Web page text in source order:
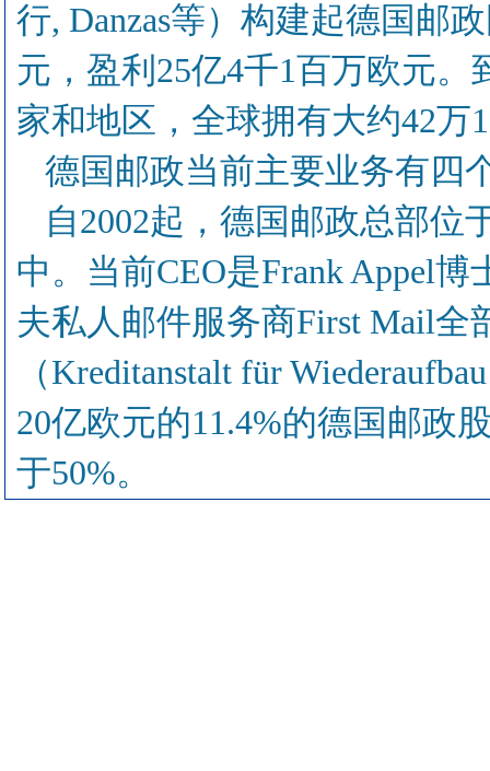
行, Danzas等）构建起德国邮
元，盈利25亿4千1百万欧元。
家和地区，全球拥有大约42万
德国邮政当前主要业务有四
自2002起，德国邮政总部位
中。当前CEO是Frank Appel
夫私人邮件服务商First Mail全
（Kreditanstalt für
20亿欧元的11.4%的德国邮政
于50%。